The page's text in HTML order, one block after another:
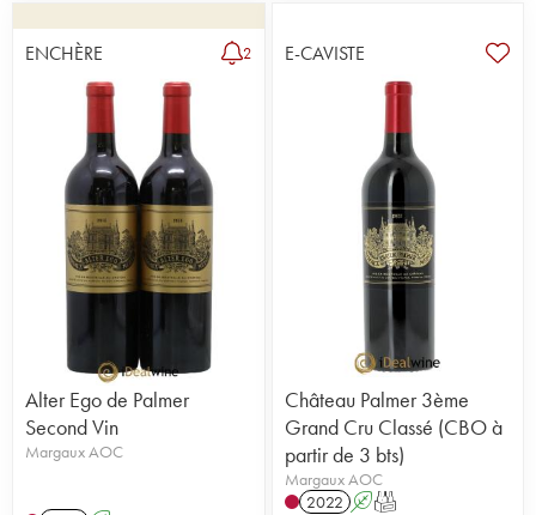
Miailhe, de Pichon Lalande, co-propriétaire du
domaine jusqu’à la fin des années 1970 ?) lui
charnu. Les vins de Château Palmer, taillés pour
une longue garde, se caractérisent par un bouquet
exceptionnellement équilibré de cassis, de cerise
et de réglisse. Riches, mais tout en fraîcheur,
souvent souples et soyeux, mais toujours
profondément fruités et concentrés, ces vins d’une
magnifique élégance méritent indéniablement le
rang de premier cru classé.
ENCHÈRE 2
Alter Ego de Palmer
Second Vin
Margaux AOC
E-CAVISTE
Château Palmer 3ème
Grand Cru Classé (CBO à
partir de 3 bts)
Margaux AOC
2022 AT